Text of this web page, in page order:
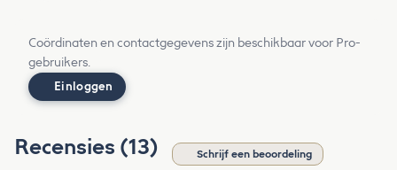
Coördinaten en contactgegevens zijn beschikbaar voor Pro-
gebruikers.
Einloggen
Recensies (13) Schrijf een beoordeling